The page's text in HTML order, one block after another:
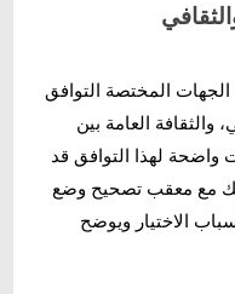
الجهات المختصة التوافق
والثقافة العامة بين
لهذا التوافق قد
مع معقب تصحيح وضع
الاختيار ويوضح